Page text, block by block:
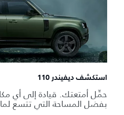
استكشف ديفيندر 110
حمِّل أمتعتك. قيادة إلى أي
بفضل المساحة التي تتسع